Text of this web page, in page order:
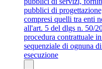
pubblici di
compresi quelli tra enti
all'art. 5 del dlgs n. 50/
procedura contrattuale
sequenziale di ognuna
esecuzione